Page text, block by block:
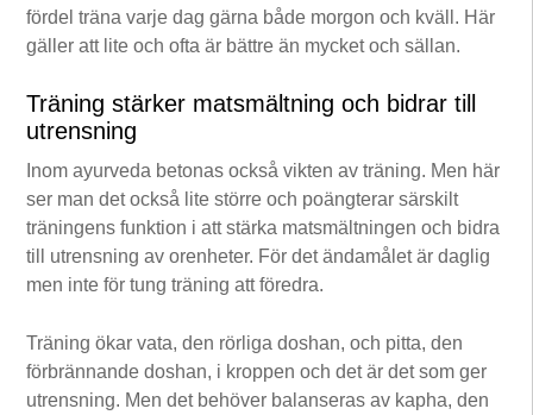
fördel träna varje dag gärna både morgon och kväll. Här
gäller att lite och ofta är bättre än mycket och sällan.
Träning stärker matsmältning och bidrar till
utrensning
Inom ayurveda betonas också vikten av träning. Men här
ser man det också lite större och poängterar särskilt
träningens funktion i att stärka matsmältningen och bidra
till utrensning av orenheter. För det ändamålet är daglig
men inte för tung träning att föredra.
Träning ökar vata, den rörliga doshan, och pitta, den
förbrännande doshan, i kroppen och det är det som ger
utrensning. Men det behöver balanseras av kapha, den